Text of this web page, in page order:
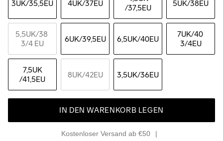
3UK/35,5EU 4UK/37EU
/37,5EU
5UK/38EU
5,5UK/38
3/4 EU
6UK/39,5EU 6,5UK/40EU 7UK/40
3/4EU
7,5UK
/41,5EU
8UK/42EU 3,5UK/36EU
IN DEN WARENKORB LEGEN
Kostenloser Versand ab €50